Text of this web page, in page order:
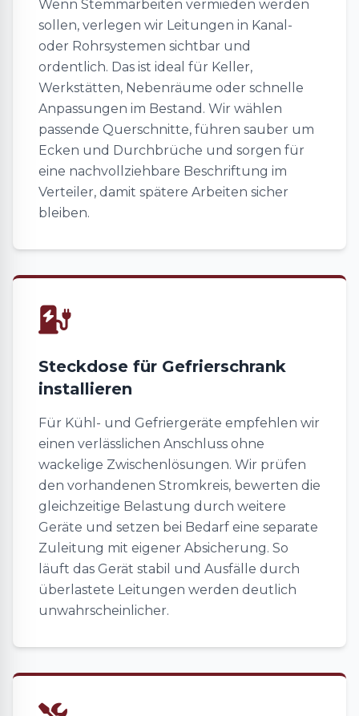
Wenn Stemmarbeiten vermieden werden
sollen, verlegen wir Leitungen in Kanal-
oder Rohrsystemen sichtbar und
ordentlich. Das ist ideal für Keller,
Werkstätten, Nebenräume oder schnelle
Anpassungen im Bestand. Wir wählen
passende Querschnitte, führen sauber um
Ecken und Durchbrüche und sorgen für
eine nachvollziehbare Beschriftung im
Verteiler, damit spätere Arbeiten sicher
bleiben.
Steckdose für Gefrierschrank
installieren
Für Kühl- und Gefriergeräte empfehlen wir
einen verlässlichen Anschluss ohne
wackelige Zwischenlösungen. Wir prüfen
den vorhandenen Stromkreis, bewerten die
gleichzeitige Belastung durch weitere
Geräte und setzen bei Bedarf eine separate
Zuleitung mit eigener Absicherung. So
läuft das Gerät stabil und Ausfälle durch
überlastete Leitungen werden deutlich
unwahrscheinlicher.